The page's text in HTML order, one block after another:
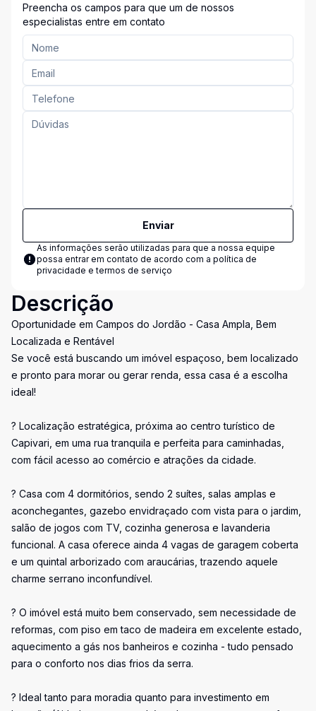
Preencha os campos para que um de nossos
especialistas entre em contato
Enviar
As informações serão utilizadas para que a nossa equipe
possa entrar em contato de acordo com a política de
privacidade e termos de serviço
Descrição
Oportunidade em Campos do Jordão - Casa Ampla, Bem
Localizada e Rentável
Se você está buscando um imóvel espaçoso, bem localizado
e pronto para morar ou gerar renda, essa casa é a escolha
ideal!
? Localização estratégica, próxima ao centro turístico de
Capivari, em uma rua tranquila e perfeita para caminhadas,
com fácil acesso ao comércio e atrações da cidade.
? Casa com 4 dormitórios, sendo 2 suítes, salas amplas e
aconchegantes, gazebo envidraçado com vista para o jardim,
salão de jogos com TV, cozinha generosa e lavanderia
funcional. A casa oferece ainda 4 vagas de garagem coberta
e um quintal arborizado com araucárias, trazendo aquele
charme serrano inconfundível.
? O imóvel está muito bem conservado, sem necessidade de
reformas, com piso em taco de madeira em excelente estado,
aquecimento a gás nos banheiros e cozinha - tudo pensado
para o conforto nos dias frios da serra.
? Ideal tanto para moradia quanto para investimento em